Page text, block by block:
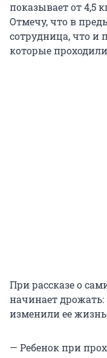
показывает от 4,5
Отмечу, что в
сотрудница, что и
которые
При рассказе о
начинает дрожать:
изменили ее
— Ребенок при